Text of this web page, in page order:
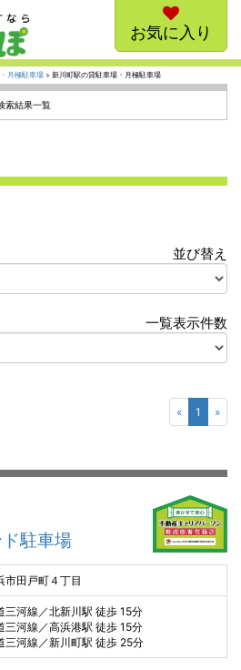
お気に入り
月極駐車場 > 新川町駅の貸駐車場・月極駐車場
索結果一覧
並び替え
一覧表示件数
« 1 »
駐車場
市田戸町４丁目
三河線／北新川駅 徒歩 15分
三河線／高浜港駅 徒歩 15分
三河線／新川町駅 徒歩 25分